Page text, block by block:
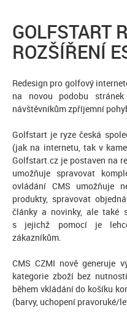
GOLFSTART
ROZŠÍŘENÍ
Redesign pro golfový
na novou podobu
návštěvníkům zpříjemní
Golfstart je ryze česká
(jak na internetu, tak v
Golfstart.cz je postaven na
umožňuje spravovat
ovládání CMS umožňuje
produkty, spravovat
články a novinky, ale také
s jejichž pomocí je
zákazníkům.
CMS CZMI nově generuje
kategorie zboží bez
během vkládání do košíku
(barvy, uchopení pravoruké/